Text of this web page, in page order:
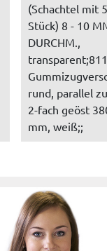
(Schachtel mit
Stück) 8 - 10
DURCHM.,
rund, parallel
2-fach geöst
mm, weiß;;